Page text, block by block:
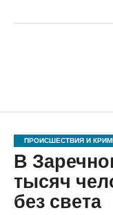
ПРОИСШЕСТВИЯ И
В
тысяч
без света